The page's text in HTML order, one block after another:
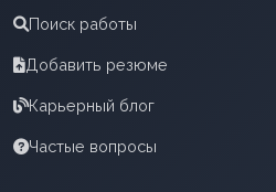
Поиск работы
Добавить резюме
Карьерный блог
Частые вопросы